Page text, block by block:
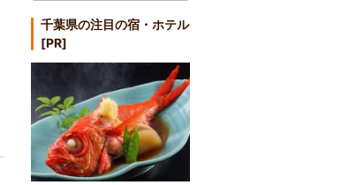
千葉県の注目の宿・ホテル
[PR]